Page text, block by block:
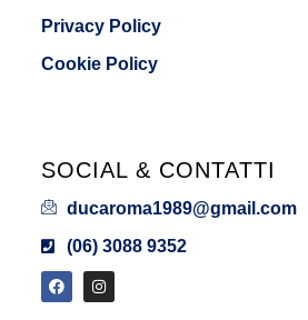
Privacy Policy
Cookie Policy
SOCIAL & CONTATTI
ducaroma1989@gmail.com
(06) 3088 9352